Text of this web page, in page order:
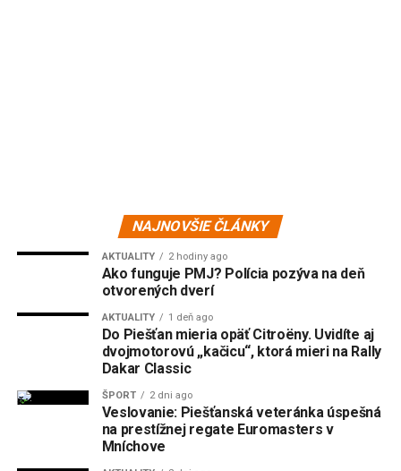
NAJNOVŠIE ČLÁNKY
AKTUALITY 2 hodiny ago
Ako funguje PMJ? Polícia pozýva na deň
otvorených dverí
AKTUALITY 1 deň ago
Do Piešťan mieria opäť Citroëny. Uvidíte aj
dvojmotorovú „kačicu“, ktorá mieri na Rally
Dakar Classic
ŠPORT 2 dni ago
Veslovanie: Piešťanská veteránka úspešná
na prestížnej regate Euromasters v
Mníchove